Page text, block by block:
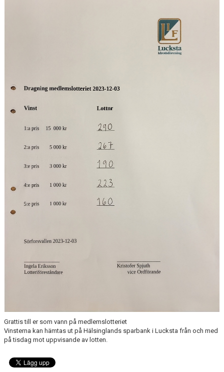
LUCKSTALYRAN 2024
KONTAKT
WEBSHOP
Grattis till er som vann på medlemslotteriet
Vinsterna kan hämtas ut på Hälsinglands sparbank i Lucksta från och med
på tisdag mot uppvisande av lotten.